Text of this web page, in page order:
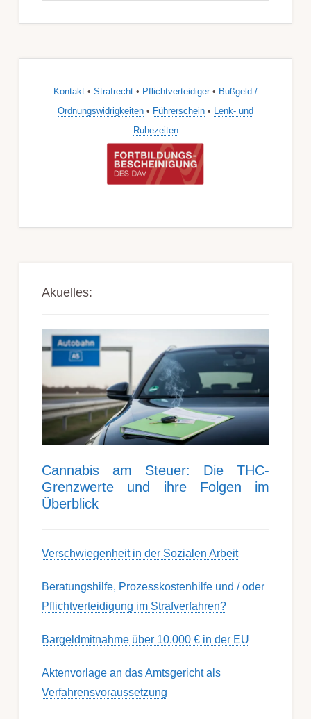
Kontakt • Strafrecht • Pflichtverteidiger • Bußgeld /
Ordnungswidrigkeiten • Führerschein • Lenk- und
Ruhezeiten
Akuelles:
Can­nabis am Steu­er: Die THC-
Grenz­werte und ihre Folgen im
Über­blick
Ver­schwieg­en­heit in der Soz­ial­en Ar­beit
Berat­ungs­hil­fe, Pro­zess­kost­en­hilfe und / oder
Pflicht­ver­teidig­ung im Strafverfahren?
Bargeldmitnahme über 10.000 € in der EU
Aktenvorlage an das Amtsgericht als
Verfahrensvoraussetzung